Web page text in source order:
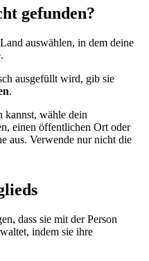
gefunden?
auswählen, in dem deine
ausgefüllt wird, gib sie
.
kannst, wähle dein
einen öffentlichen Ort oder
aus. Verwende nur nicht die
dass sie mit der Person
indem sie ihre